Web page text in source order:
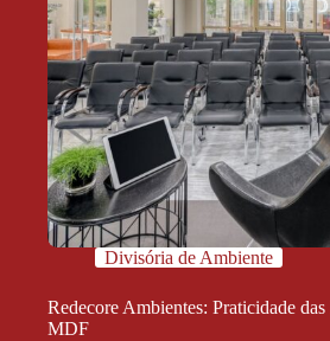
Divisória de Ambiente
Redecore Ambientes: Praticidade
MDF